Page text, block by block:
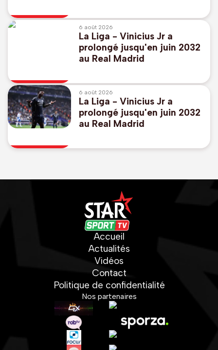
tour
6 août 2026
La Liga - Vinicius Jr a
prolongé jusqu'en juin 2032
au Real Madrid
6 août 2026
La Liga - Vinicius Jr a
prolongé jusqu'en juin 2032
au Real Madrid
Accueil
Actualités
Vidéos
Contact
Politique de confidentialité
Nos partenaires